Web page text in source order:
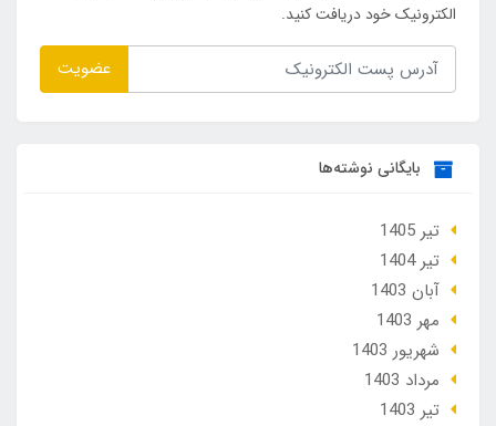
الکترونیک خود دریافت کنید.
عضویت
بایگانی نوشته‌ها
تير 1405
تير 1404
آبان 1403
مهر 1403
شهریور 1403
مرداد 1403
تير 1403